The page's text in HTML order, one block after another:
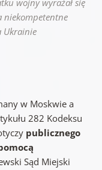
wojny wyrażał się
niekompetentne
Ukrainie
w Moskwie a
282 Kodeksu
publicznego
Sąd Miejski